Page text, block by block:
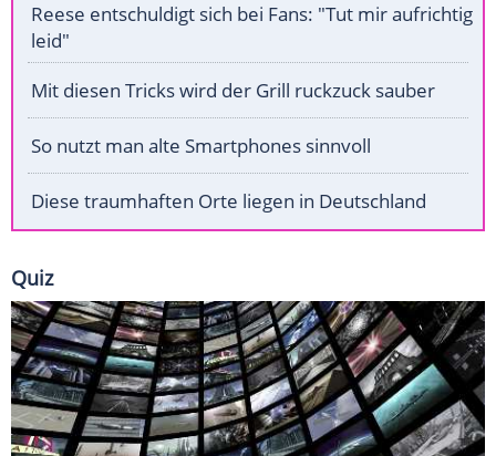
Reese entschuldigt sich bei Fans: "Tut mir aufrichtig
leid"
Mit diesen Tricks wird der Grill ruckzuck sauber
So nutzt man alte Smartphones sinnvoll
Diese traumhaften Orte liegen in Deutschland
Quiz